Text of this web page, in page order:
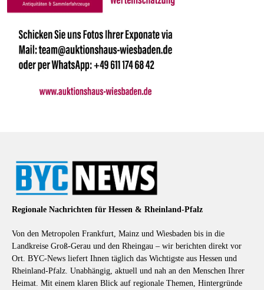
Regionale Nachrichten für Hessen & Rheinland-Pfalz
Von den Metropolen Frankfurt, Mainz und Wiesbaden bis in die
Landkreise Groß-Gerau und den Rheingau – wir berichten direkt vor
Ort. BYC-News liefert Ihnen täglich das Wichtigste aus Hessen und
Rheinland-Pfalz. Unabhängig, aktuell und nah an den Menschen Ihrer
Heimat. Mit einem klaren Blick auf regionale Themen, Hintergründe